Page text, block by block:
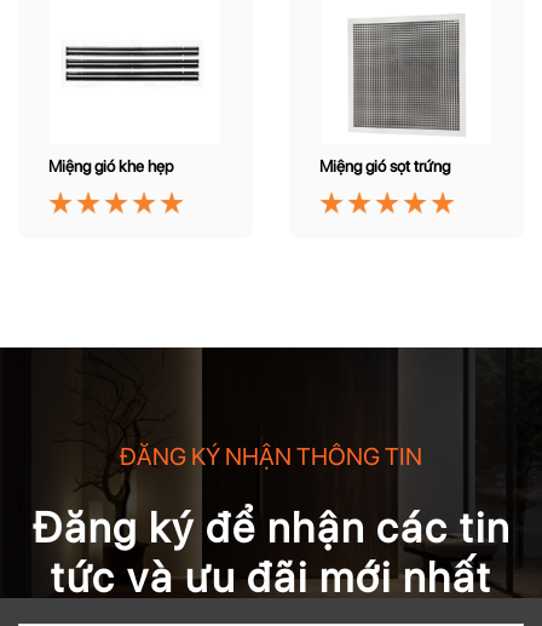
Miệng gió khe hẹp Miệng gió sọt trứng
ĐĂNG KÝ NHẬN THÔNG TIN
Đăng ký để nhận các tin
tức và ưu đãi mới nhất